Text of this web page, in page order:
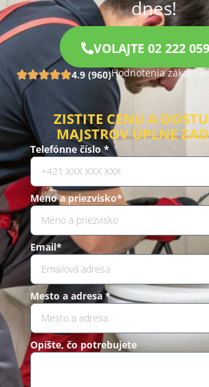
dnes!
VOLAJTE 02 222
4.9 (960)Hodnotenia
ZISTITE CENU A
MAJSTROV ÚPLNE
Telefónne číslo *
Meno a priezvisko*
Email*
Mesto a adresa *
Opíšte, čo potrebujete